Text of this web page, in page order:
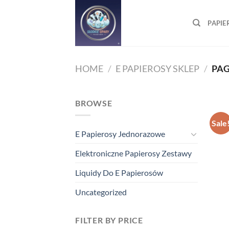
HOME / E PAPIEROSY SKLEP /
BROWSE
E Papierosy Jednorazowe
Elektroniczne Papierosy Zestawy
Liquidy Do E Papierosów
Uncategorized
FILTER BY PRICE
Sale!